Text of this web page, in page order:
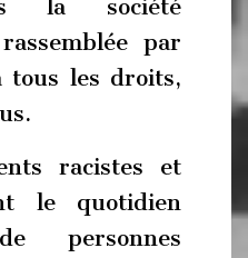
la société
par
tous les droits,
racistes et
le quotidien
personnes